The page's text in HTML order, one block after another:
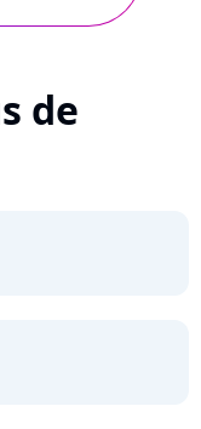
de